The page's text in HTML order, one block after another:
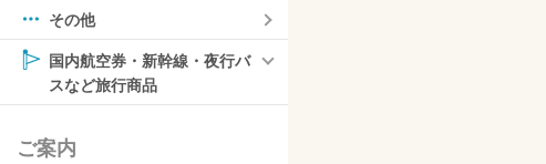
その他
国内航空券・新幹線・夜行バ
スなど旅行商品
ご案内